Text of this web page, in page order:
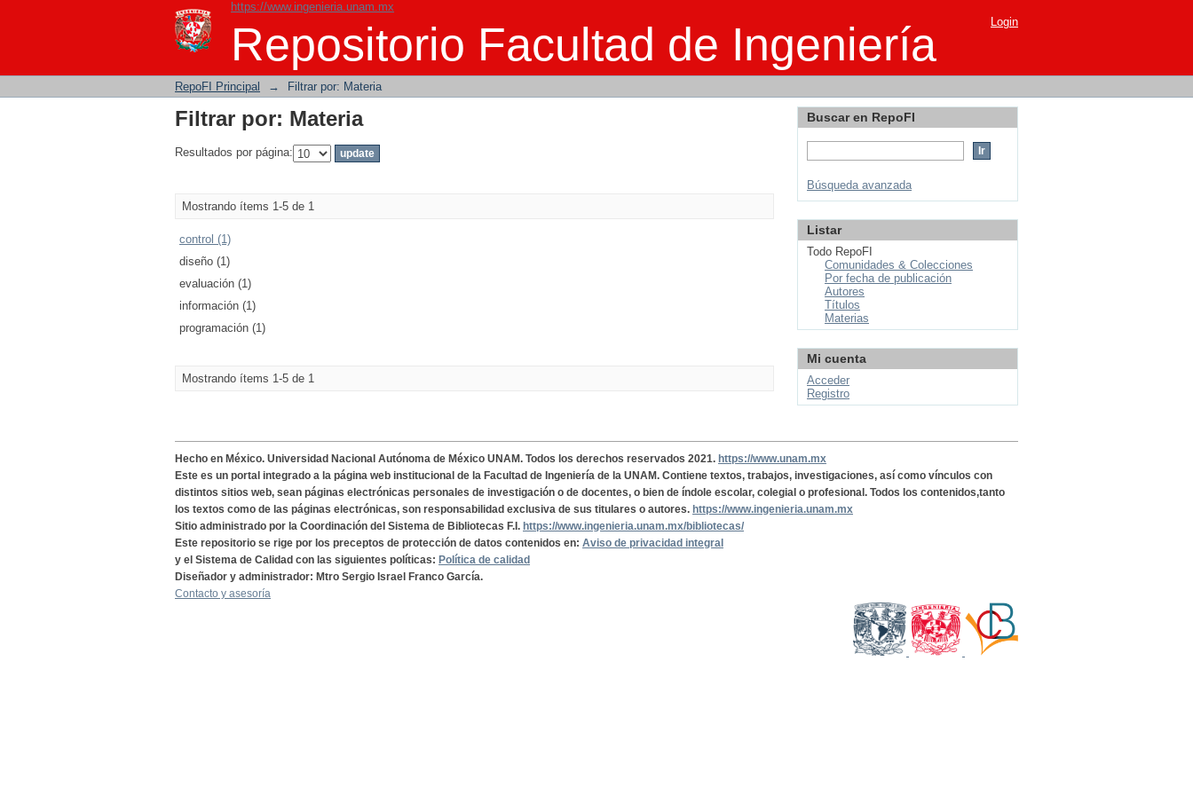
https://www.ingenieria.unam.mx
Repositorio Facultad de Ingeniería
Filtrar por: Materia Login
RepoFI Principal → Filtrar por: Materia
Filtrar por: Materia
Resultados por página:
Mostrando ítems 1-5 de 1
control (1)
diseño (1)
evaluación (1)
información (1)
programación (1)
Mostrando ítems 1-5 de 1
Buscar en RepoFI
Búsqueda avanzada
Listar
Todo RepoFI
Comunidades & Colecciones
Por fecha de publicación
Autores
Títulos
Materias
Mi cuenta
Acceder
Registro
Hecho en México. Universidad Nacional Autónoma de México UNAM. Todos los derechos reservados 2021. https://www.unam.mx
Este es un portal integrado a la página web institucional de la Facultad de Ingeniería de la UNAM. Contiene textos, trabajos, investigaciones, así como vínculos con
distintos sitios web, sean páginas electrónicas personales de investigación o de docentes, o bien de índole escolar, colegial o profesional. Todos los contenidos,tanto
los textos como de las páginas electrónicas, son responsabilidad exclusiva de sus titulares o autores. https://www.ingenieria.unam.mx
Sitio administrado por la Coordinación del Sistema de Bibliotecas F.I. https://www.ingenieria.unam.mx/bibliotecas/
Este repositorio se rige por los preceptos de protección de datos contenidos en: Aviso de privacidad integral
y el Sistema de Calidad con las siguientes políticas: Política de calidad
Diseñador y administrador: Mtro Sergio Israel Franco García.
Contacto y asesoría